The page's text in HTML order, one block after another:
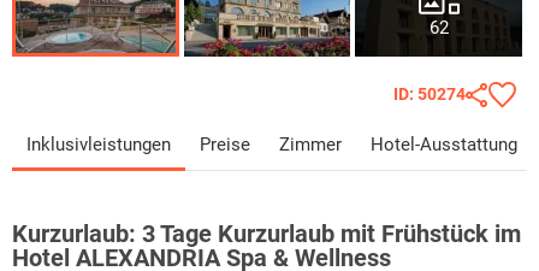
62
ID: 50274
Inklusivleistungen Preise Zimmer Hotel-Ausstattung
Kurzurlaub: 3 Tage Kurzurlaub mit Frühstück im
Hotel ALEXANDRIA Spa & Wellness